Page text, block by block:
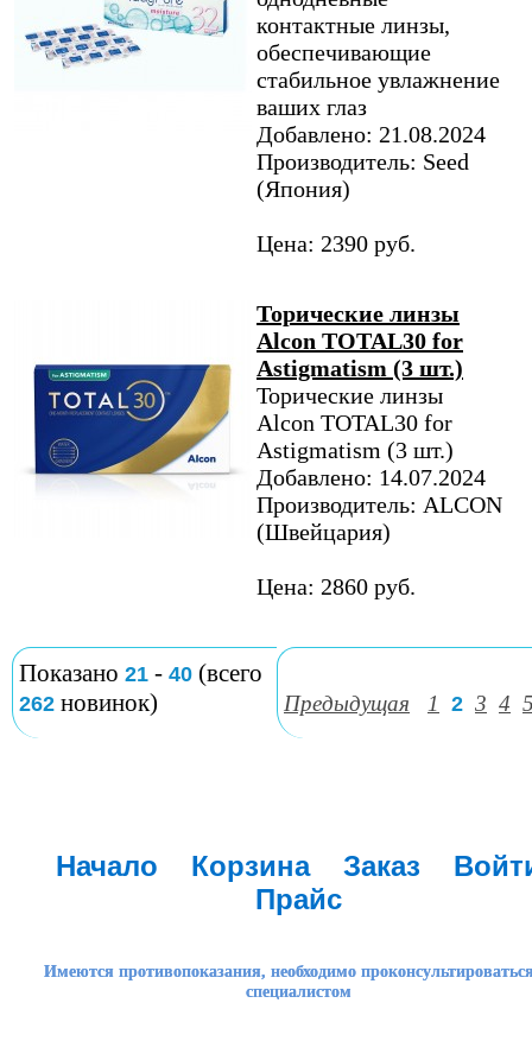
контактные линзы,
обеспечивающие
стабильное увлажнение
ваших глаз
Добавлено: 21.08.2024
Производитель: Seed
(Япония)
Цена: 2390 руб.
Торические линзы
Alcon TOTAL30 for
Astigmatism (3 шт.)
Торические линзы
Alcon TOTAL30 for
Astigmatism (3 шт.)
Добавлено: 14.07.2024
Производитель: ALCON
(Швейцария)
Цена: 2860 руб.
Показано 21 - 40 (всего
262 новинок) Предыдущая 1 2 3 4
Начало Корзина Заказ
Прайс
Имеются противопоказания, необходимо
специалистом